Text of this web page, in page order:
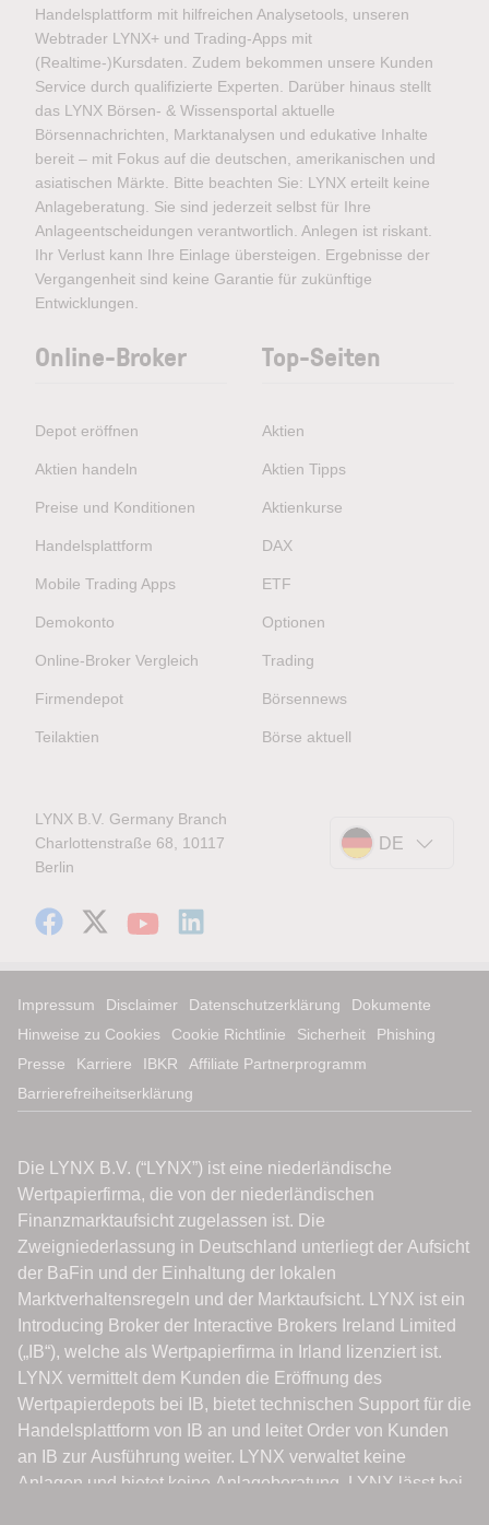
Handelsplattform mit hilfreichen Analysetools, unseren
Webtrader LYNX+ und Trading-Apps mit
(Realtime-)Kursdaten. Zudem bekommen unsere Kunden
Service durch qualifizierte Experten. Darüber hinaus stellt
das LYNX Börsen- & Wissensportal aktuelle
Börsennachrichten, Marktanalysen und edukative Inhalte
bereit – mit Fokus auf die deutschen, amerikanischen und
asiatischen Märkte. Bitte beachten Sie: LYNX erteilt keine
Anlageberatung. Sie sind jederzeit selbst für Ihre
Anlageentscheidungen verantwortlich. Anlegen ist riskant.
Ihr Verlust kann Ihre Einlage übersteigen. Ergebnisse der
Vergangenheit sind keine Garantie für zukünftige
Entwicklungen.
Online-Broker
Depot eröffnen
Aktien handeln
Preise und Konditionen
Handelsplattform
Mobile Trading Apps
Demokonto
Online-Broker Vergleich
Firmendepot
Teilaktien
Top-Seiten
Aktien
Aktien Tipps
Aktienkurse
DAX
ETF
Optionen
Trading
Börsennews
Börse aktuell
LYNX B.V. Germany Branch
Charlottenstraße 68, 10117
Berlin
DE
Impressum Disclaimer Datenschutzerklärung
Dokumente
Hinweise zu Cookies
Cookie Richtlinie Sicherheit
Phishing
Presse
Karriere IBKR
Affiliate Partnerprogramm
Barrierefreiheitserklärung